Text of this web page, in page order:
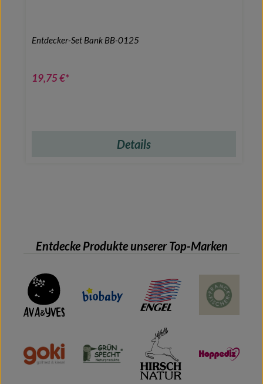
Entdecker-Set Bank BB-0125
19,75 €*
Details
Entdecke Produkte unserer Top-Marken